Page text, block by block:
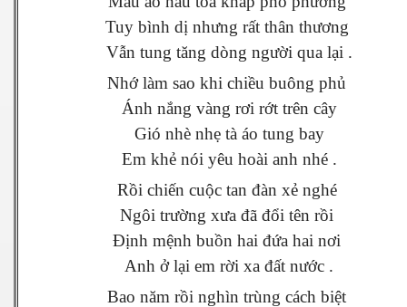
Tuy bình dị nhưng rất thân thương
Vẫn tung tăng dòng người qua lại .
Nhớ làm sao khi chiều buông phủ
Ánh nắng vàng rơi rớt trên cây
Gió nhè nhẹ tà áo tung bay
Em khẻ nói yêu hoài anh nhé .
Rồi chiến cuộc tan đàn xẻ nghé
Ngôi trường xưa đã đổi tên rồi
Định mệnh buồn hai đứa hai nơi
Anh ở lại em rời xa đất nước .
Bao năm rồi nghìn trùng cách biệt